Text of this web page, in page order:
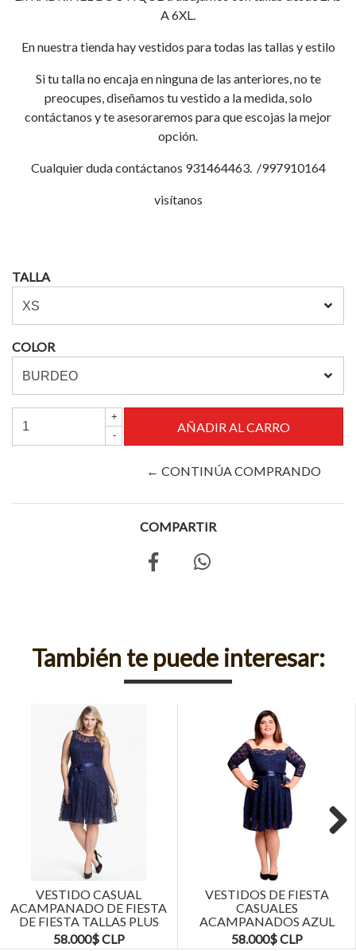
A 6XL.
En nuestra tienda hay vestidos para todas las tallas y estilo
Si tu talla no encaja en ninguna de las anteriores, no te
preocupes, diseñamos tu vestido a la medida, solo
contáctanos y te asesoraremos para que escojas la mejor
opción.
Cualquier duda contáctanos 931464463. /997910164
visítanos
TALLA
COLOR
+
-
← CONTINÚA COMPRANDO
COMPARTIR
También te puede interesar:
VESTIDO CASUAL
ACAMPANADO DE FIESTA
DE FIESTA TALLAS PLUS
KADRIHEL
58.000$ CLP
VESTIDOS DE FIESTA
CASUALES
ACAMPANADOS AZUL
MARINO TALLAS PLUS
58.000$ CLP